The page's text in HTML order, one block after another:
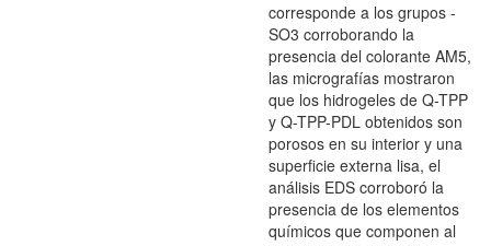
corresponde a los grupos -
SO3 corroborando la
presencia del colorante AM5,
las micrografías mostraron
que los hidrogeles de Q-TPP
y Q-TPP-PDL obtenidos son
porosos en su interior y una
superficie externa lisa, el
análisis EDS corroboró la
presencia de los elementos
químicos que componen al